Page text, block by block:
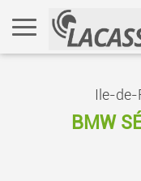
Ile-de-
BMW